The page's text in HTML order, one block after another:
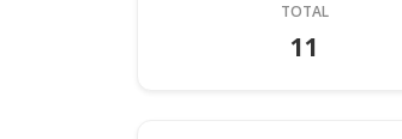
TOTAL
11